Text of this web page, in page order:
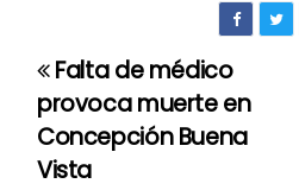
N
a
v
Falta de médico
provoca muerte en
Concepción Buena
Vista